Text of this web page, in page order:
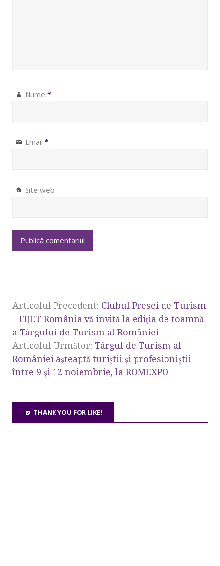
Nume *
Email *
Site web
Articolul Precedent: Clubul Presei de Turism
– FIJET România vă invită la ediția de toamnă
a Târgului de Turism al României
Articolul Următor: Târgul de Turism al
României așteaptă turiștii și profesioniștii
între 9 și 12 noiembrie, la ROMEXPO
THANK YOU FOR LIKE!